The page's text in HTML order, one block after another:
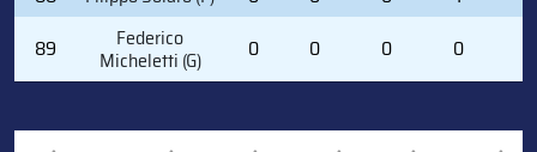
89
Federico
Micheletti (G) 0 0 0 0